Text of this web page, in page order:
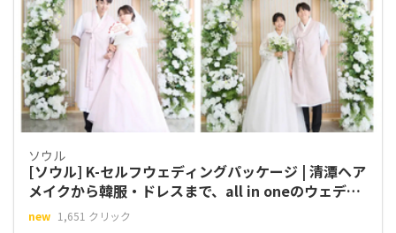
ソウル
[ソウル] K-セルフウェディングパッケージ | 清潭ヘア
メイクから韓服・ドレスまで、all in oneのウェディ
ングスナップスタジオ「YUL（Studio YUL）」
new 1,651 クリック